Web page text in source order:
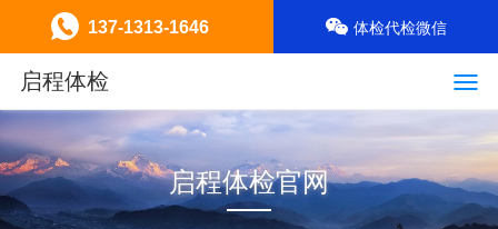
启程体检
启程体检官网
137-1313-1646 体检代检微信